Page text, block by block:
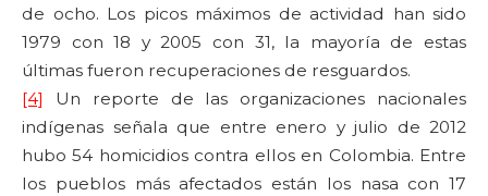
de ocho. Los picos máximos de actividad han sido
1979 con 18 y 2005 con 31, la mayoría de estas
últimas fueron recuperaciones de resguardos.
[4]
Un reporte de las organizaciones nacionales
indígenas señala que entre enero y julio de 2012
hubo 54 homicidios contra ellos en Colombia. Entre
los pueblos más afectados están los nasa con 17